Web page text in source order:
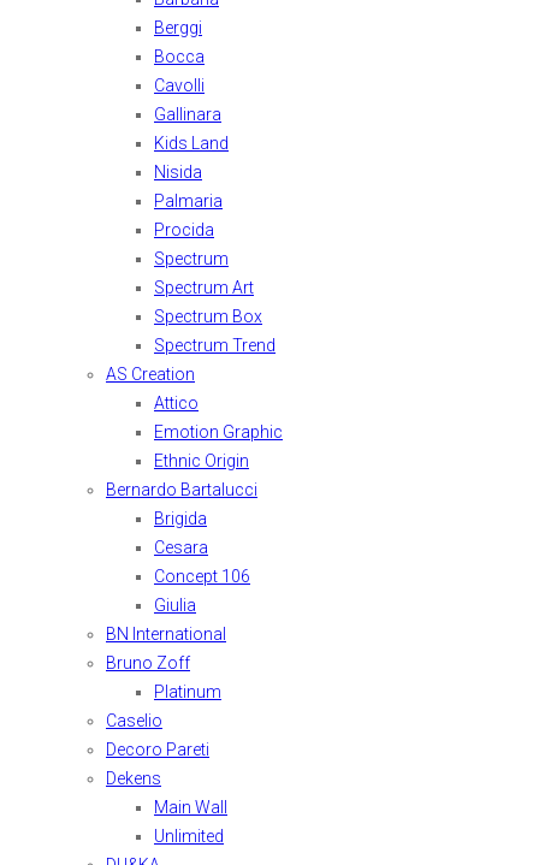
Berggi
Bocca
Cavolli
Gallinara
Kids Land
Nisida
Palmaria
Procida
Spectrum
Spectrum Art
Spectrum Box
Spectrum Trend
AS Creation
Attico
Emotion Graphic
Ethnic Origin
Bernardo Bartalucci
Brigida
Cesara
Concept 106
Giulia
BN International
Bruno Zoff
Platinum
Caselio
Decoro Pareti
Dekens
Main Wall
Unlimited